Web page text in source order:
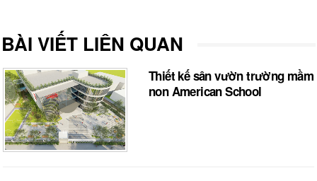
BÀI VIẾT LIÊN QUAN
Thiết kế sân vườn trường mầm
non American School